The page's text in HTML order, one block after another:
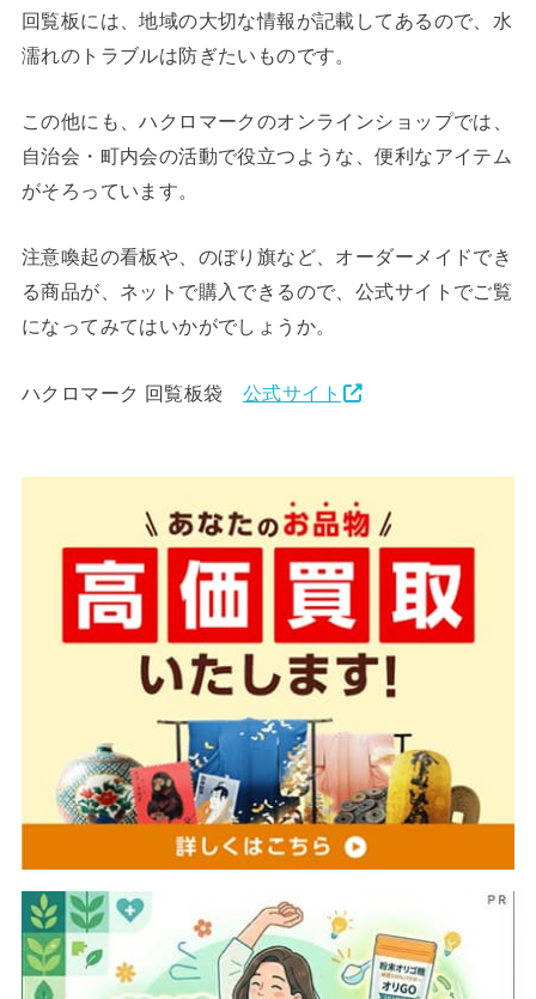
回覧板には、地域の大切な情報が記載してあるので、水
濡れのトラブルは防ぎたいものです。
この他にも、ハクロマークのオンラインショップでは、
自治会・町内会の活動で役立つような、便利なアイテム
がそろっています。
注意喚起の看板や、のぼり旗など、オーダーメイドでき
る商品が、ネットで購入できるので、公式サイトでご覧
になってみてはいかがでしょうか。
ハクロマーク 回覧板袋 公式サイト